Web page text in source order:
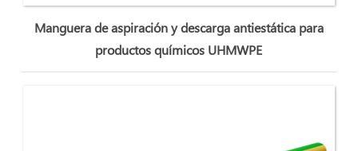
Manguera de aspiración y descarga antiestática para
productos químicos UHMWPE